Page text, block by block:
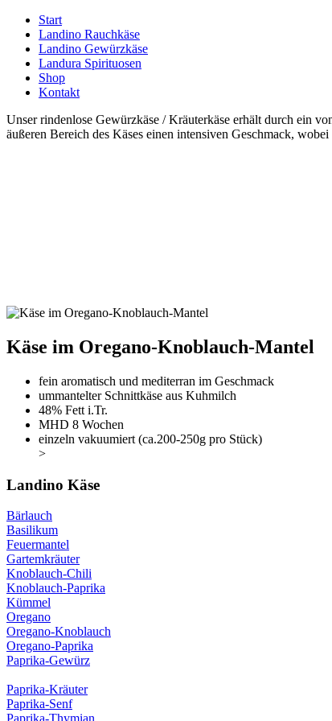
Start
Landino Rauchkäse
Landino Gewürzkäse
Landura Spirituosen
Shop
Kontakt
Unser rindenlose Gewürzkäse / Kräuterkäse erhält durch ein
äußeren Bereich des Käses einen intensiven Geschmack,
Käse im Oregano-Knoblauch-Mantel
fein aromatisch und mediterran im Geschmack
ummantelter Schnittkäse aus Kuhmilch
48% Fett i.Tr.
MHD 8 Wochen
einzeln vakuumiert (ca.200-250g pro Stück)
>
Landino Käse
Bärlauch
Basilikum
Feuermantel
Gartemkräuter
Knoblauch-Chili
Knoblauch-Paprika
Kümmel
Oregano
Oregano-Knoblauch
Oregano-Paprika
Paprika-Gewürz
Paprika-Kräuter
Paprika-Senf